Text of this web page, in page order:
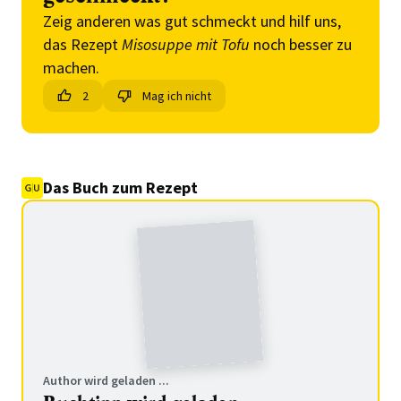
Zeig anderen was gut schmeckt und hilf uns,
das RezeptMisosuppe mit Tofu noch besser zu
machen.
2 Mag ich nicht
Das Buch zum Rezept
Author wird geladen ...